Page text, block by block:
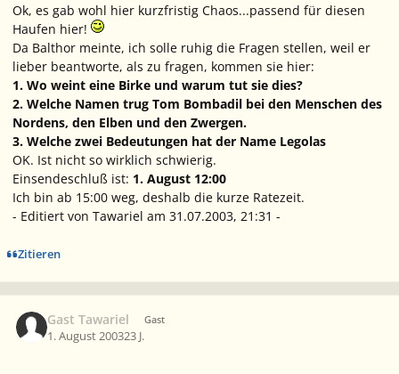
Ok, es gab wohl hier kurzfristig Chaos...passend für diesen
Haufen hier!
Da Balthor meinte, ich solle ruhig die Fragen stellen, weil er
lieber beantworte, als zu fragen, kommen sie hier:
1. Wo weint eine Birke und warum tut sie dies?
2. Welche Namen trug Tom Bombadil bei den Menschen des
Nordens, den Elben und den Zwergen.
3. Welche zwei Bedeutungen hat der Name Legolas
OK. Ist nicht so wirklich schwierig.
Einsendeschluß ist: 1. August 12:00
Ich bin ab 15:00 weg, deshalb die kurze Ratezeit.
- Editiert von Tawariel am 31.07.2003, 21:31 -
Zitieren
Gast Tawariel Gast
1. August 200323 J.